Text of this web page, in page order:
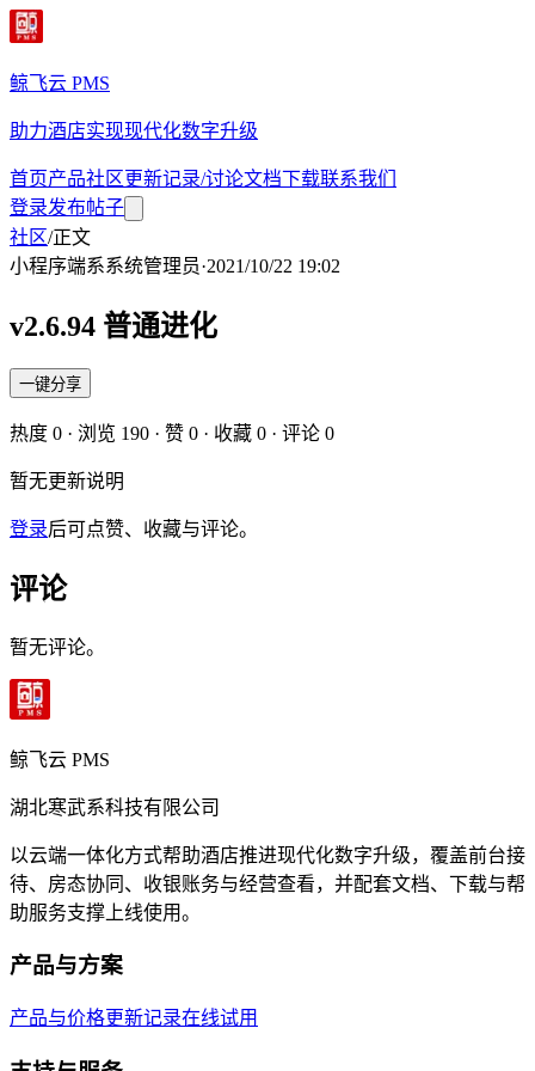
鲸飞云 PMS
助力酒店实现现代化数字升级
首页产品社区更新记录/讨论文档下载联系我们
登录发布帖子
社区/正文
小程序端系系统管理员·2021/10/22 19:02
v2.6.94 普通进化
一键分享
热度 0 · 浏览 190 · 赞 0 · 收藏 0 · 评论 0
暂无更新说明
登录后可点赞、收藏与评论。
评论
暂无评论。
鲸飞云 PMS
湖北寒武系科技有限公司
以云端一体化方式帮助酒店推进现代化数字升级，覆盖前台接
待、房态协同、收银账务与经营查看，并配套文档、下载与帮
助服务支撑上线使用。
产品与方案
产品与价格更新记录在线试用